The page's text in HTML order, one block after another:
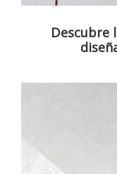
Descubre